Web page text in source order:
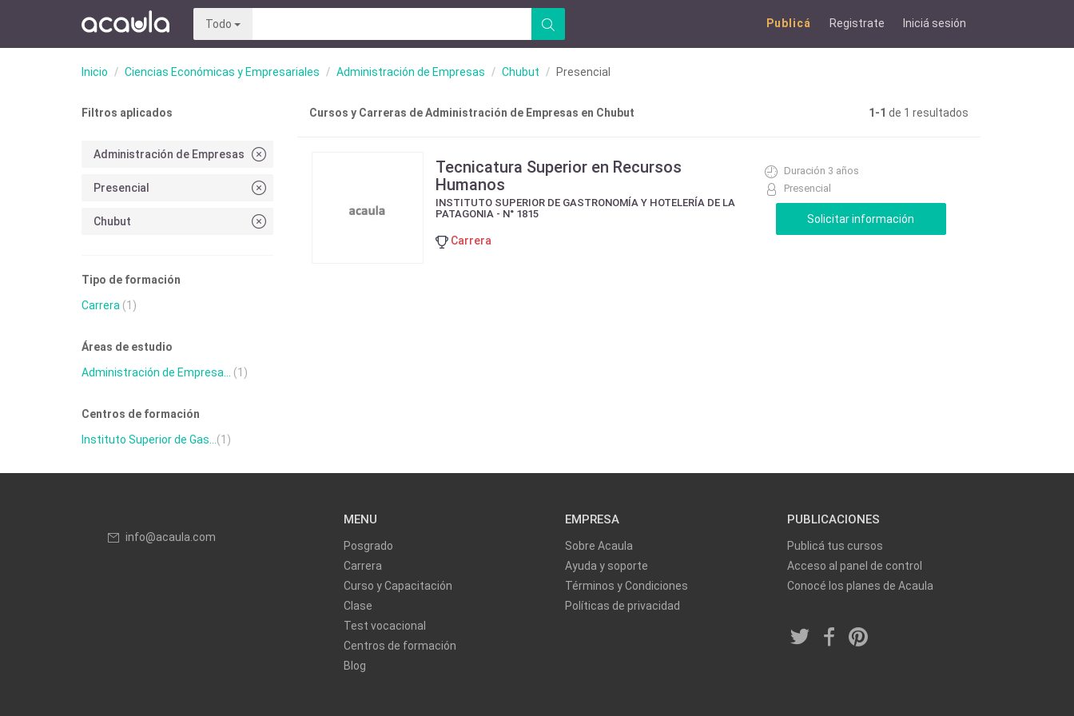
Todo Publicá Registrate Iniciá sesión
Inicio Ciencias Económicas y Empresariales Administración de Empresas Chubut Presencial
Filtros aplicados
Administración de Empresas
Presencial
Chubut
Tipo de formación
Carrera (1)
Áreas de estudio
Administración de Empresa...
(1)
Centros de formación
Instituto Superior de Gas... (1)
Cursos y Carreras de Administración de Empresas en Chubut 1-1 de 1 resultados
Tecnicatura Superior en Recursos
Humanos
INSTITUTO SUPERIOR DE GASTRONOMÍA Y HOTELERÍA DE LA
PATAGONIA - N° 1815
Carrera
Duración 3 años
Presencial
info@acaula.com
MENU
Posgrado
Carrera
Curso y Capacitación
Clase
Test vocacional
Centros de formación
Blog
EMPRESA
Sobre Acaula
Ayuda y soporte
Términos y Condiciones
Políticas de privacidad
PUBLICACIONES
Publicá tus cursos
Acceso al panel de control
Conocé los planes de Acaula